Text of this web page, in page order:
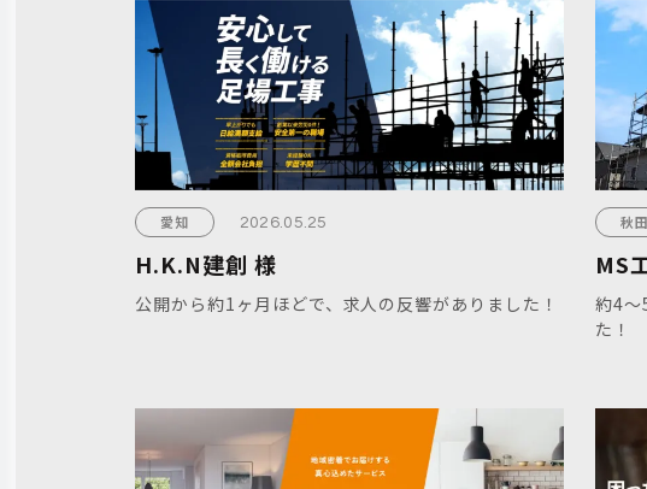
愛知 2026.05.25
H.K.N建創 様
公開から約1ヶ月ほどで、求人の反響がありました！
秋田
MS
約4～
た！